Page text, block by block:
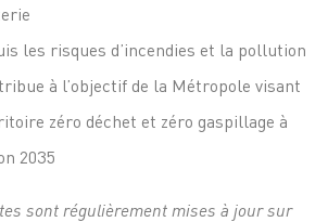
les risques d’incendies et la pollution
à l’objectif de la Métropole visant
zéro déchet et zéro gaspillage à
2035
sont régulièrement mises à joursur